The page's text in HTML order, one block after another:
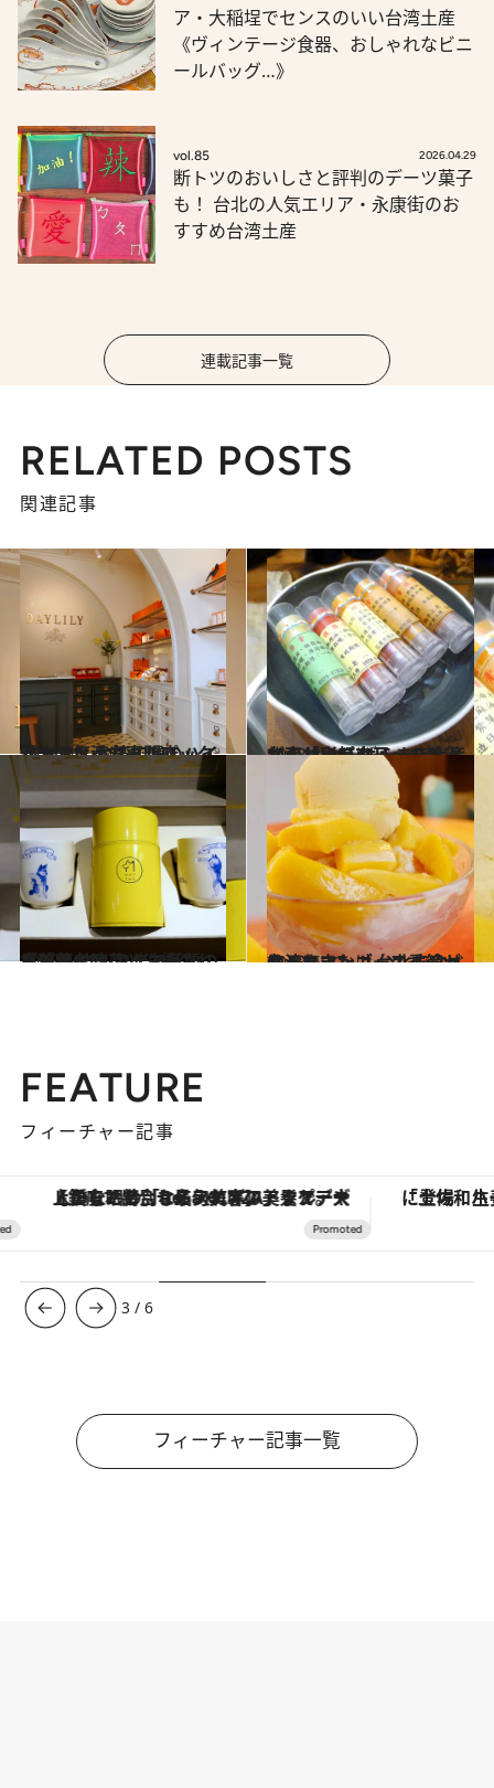
ア・大稲埕でセンスのいい台湾土産
《ヴィンテージ食器、おしゃれなビニ
ールバッグ…》
vol.85 2026.04.29
断トツのおいしさと評判のデーツ菓子
も！ 台北の人気エリア・永康街のお
すすめ台湾土産
連載記事一覧
RELATED POSTS
関連記事
2018.9.5
漢方フェイシャルパックが大人気 台湾で噂のハイセンスな漢方専門店
旅＆お出かけ 2018.8.1
台南「彩虹來了」の雑貨がかわいい ばらまき土産ならリップクリームを
旅＆お出かけ
2018.6.15
良質な台湾茶と洗練されたデザイン 台北で話題の「琅茶(ウルフティー)」
旅＆お出かけ 2018.6.12
台湾にマンゴーの季節がやってきた！ 台北で食べるべきマンゴースイーツはこれ
旅＆お出かけ
FEATURE
フィーチャー記事
【銀座で出合う最旬美容】美髪ケアや上質な眠り…セルフケアのアップデートから、特別な名入れギフトまで。大人のための「ReFa GINZA」クルーズ
3 /6
フィーチャー記事一覧